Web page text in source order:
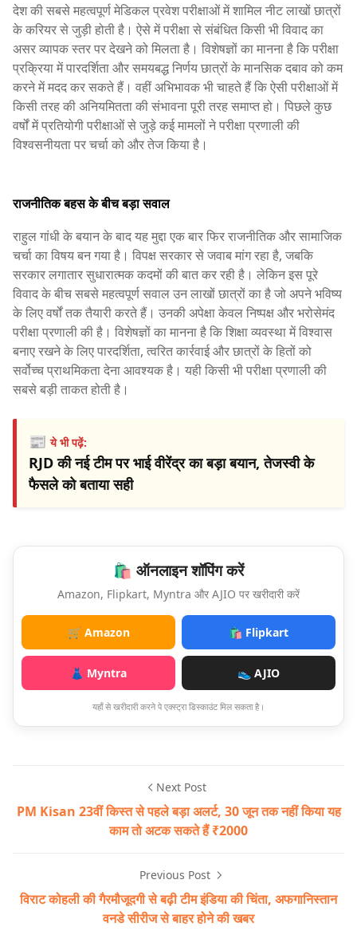
देश की सबसे महत्वपूर्ण मेडिकल प्रवेश परीक्षाओं में शामिल नीट लाखों छात्रों
के करियर से जुड़ी होती है। ऐसे में परीक्षा से संबंधित किसी भी विवाद का
असर व्यापक स्तर पर देखने को मिलता है। विशेषज्ञों का मानना है कि परीक्षा
प्रक्रिया में पारदर्शिता और समयबद्ध निर्णय छात्रों के मानसिक दबाव को कम
करने में मदद कर सकते हैं। वहीं अभिभावक भी चाहते हैं कि ऐसी परीक्षाओं में
किसी तरह की अनियमितता की संभावना पूरी तरह समाप्त हो। पिछले कुछ
वर्षों में प्रतियोगी परीक्षाओं से जुड़े कई मामलों ने परीक्षा प्रणाली की
विश्वसनीयता पर चर्चा को और तेज किया है।
राजनीतिक बहस के बीच बड़ा सवाल
राहुल गांधी के बयान के बाद यह मुद्दा एक बार फिर राजनीतिक और सामाजिक
चर्चा का विषय बन गया है। विपक्ष सरकार से जवाब मांग रहा है, जबकि
सरकार लगातार सुधारात्मक कदमों की बात कर रही है। लेकिन इस पूरे
विवाद के बीच सबसे महत्वपूर्ण सवाल उन लाखों छात्रों का है जो अपने भविष्य
के लिए वर्षों तक तैयारी करते हैं। उनकी अपेक्षा केवल निष्पक्ष और भरोसेमंद
परीक्षा प्रणाली की है। विशेषज्ञों का मानना है कि शिक्षा व्यवस्था में विश्वास
बनाए रखने के लिए पारदर्शिता, त्वरित कार्रवाई और छात्रों के हितों को
सर्वोच्च प्राथमिकता देना आवश्यक है। यही किसी भी परीक्षा प्रणाली की
सबसे बड़ी ताकत होती है।
📰ये भी पढ़ें:
RJD की नई टीम पर भाई वीरेंद्र का बड़ा बयान, तेजस्वी के
फैसले को बताया सही
🛍️ ऑनलाइन शॉपिंग करें
Amazon, Flipkart, Myntra और AJIO पर खरीदारी करें
🛒 Amazon 🛍️ Flipkart
👗 Myntra 👟 AJIO
यहाँ से खरीदारी करने पे एक्स्ट्रा डिस्काउंट मिल सकता है।
Next Post
PM Kisan 23वीं किस्त से पहले बड़ा अलर्ट, 30 जून तक नहीं किया यह
काम तो अटक सकते हैं ₹2000
Previous Post
विराट कोहली की गैरमौजूदगी से बढ़ी टीम इंडिया की चिंता, अफगानिस्तान
वनडे सीरीज से बाहर होने की खबर